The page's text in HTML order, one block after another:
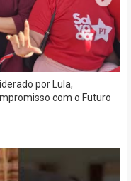
por Lula,
com o Futuro